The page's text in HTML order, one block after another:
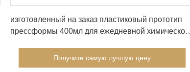
изготовленный на заказ пластиковый прототип
прессформы 400мл для ежедневной химической
Получите самую лучшую цену